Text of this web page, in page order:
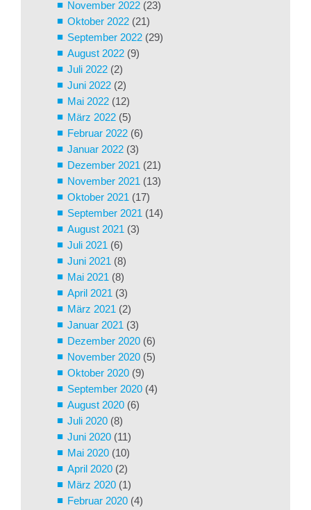
November 2022 (23)
Oktober 2022 (21)
September 2022 (29)
August 2022 (9)
Juli 2022 (2)
Juni 2022 (2)
Mai 2022 (12)
März 2022 (5)
Februar 2022 (6)
Januar 2022 (3)
Dezember 2021 (21)
November 2021 (13)
Oktober 2021 (17)
September 2021 (14)
August 2021 (3)
Juli 2021 (6)
Juni 2021 (8)
Mai 2021 (8)
April 2021 (3)
März 2021 (2)
Januar 2021 (3)
Dezember 2020 (6)
November 2020 (5)
Oktober 2020 (9)
September 2020 (4)
August 2020 (6)
Juli 2020 (8)
Juni 2020 (11)
Mai 2020 (10)
April 2020 (2)
März 2020 (1)
Februar 2020 (4)